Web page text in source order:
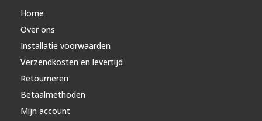
Home
Over ons
Installatie voorwaarden
Verzendkosten en levertijd
Retourneren
Betaalmethoden
Mijn account